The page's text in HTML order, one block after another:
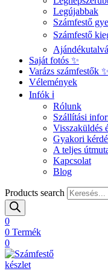
Legújabbak
Számfestő
Számfestő
Saját fotós ✨
Varázs számfestők ✨
Vélemények
Infók ℹ️
Rólunk
Szállítási
Visszaküldés
Gyakori
A teljes
Kapcsolat
Blog
Products search
0
0 Termék
0